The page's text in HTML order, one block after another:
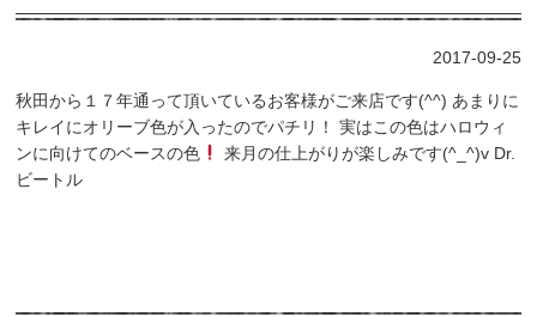
2017-09-25
秋田から１７年通って頂いているお客様がご来店です(^^) あまりに
キレイにオリーブ色が入ったのでパチリ！ 実はこの色はハロウィ
ンに向けてのベースの色
来月の仕上がりが楽しみです(^_^)v Dr.
ビートル